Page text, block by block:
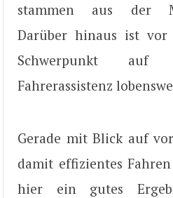
stammen aus der
Darüber hinaus ist
Schwerpunkt auf
Fahrerassistenz
Gerade mit Blick auf
damit effizientes
hier ein gutes